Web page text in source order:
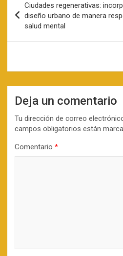
de
entradas
Ciudades regenerativas:
diseño urbano de manera
salud mental
Deja un comentario
Tu dirección de correo
campos obligatorios están
Comentario *